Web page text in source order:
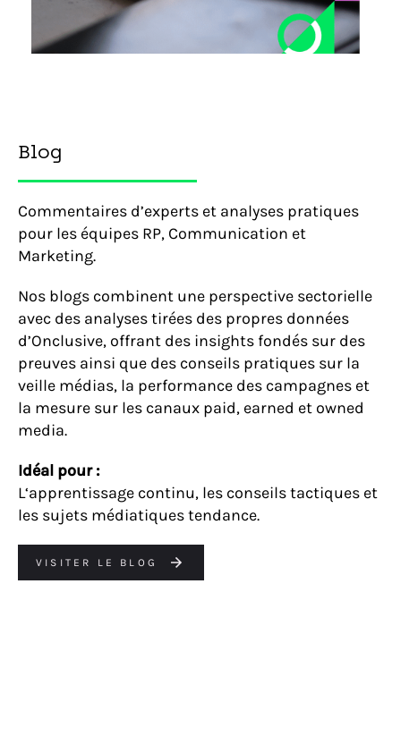
Blog
Commentaires d’experts et analyses pratiques
pour les équipes RP, Communication et
Marketing.
Nos blogs combinent une perspective sectorielle
avec des analyses tirées des propres données
d’Onclusive, offrant des insights fondés sur des
preuves ainsi que des conseils pratiques sur la
veille médias, la performance des campagnes et
la mesure sur les canaux paid, earned et owned
media.
Idéal pour :
L‘apprentissage continu, les conseils tactiques et
les sujets médiatiques tendance.
VISITER LE BLOG